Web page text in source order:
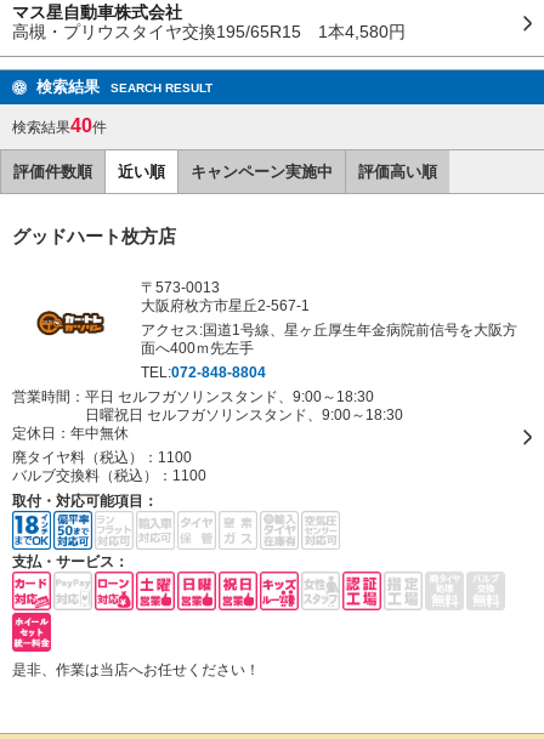
マス星自動車株式会社
高槻・プリウスタイヤ交換195/65R15 1本4,580円
検索結果 SEARCH RESULT
検索結果40件
評価件数順 近い順 キャンペーン実施中 評価高い順
グッドハート枚方店
〒573-0013
大阪府枚方市星丘2-567-1
アクセス:国道1号線、星ヶ丘厚生年金病院前信号を大阪方
面へ400ｍ先左手
TEL:072-848-8804
営業時間：平日 セルフガソリンスタンド、9:00～18:30
日曜祝日 セルフガソリンスタンド、9:00～18:30
定休日： 年中無休
廃タイヤ料（税込）： 1100
バルブ交換料（税込）： 1100
取付・対応可能項目：
支払・サービス：
是非、作業は当店へお任せください！